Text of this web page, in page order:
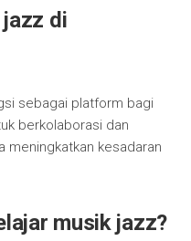
di
sebagai platform bagi
berkolaborasi dan
meningkatkan kesadaran
musik jazz?